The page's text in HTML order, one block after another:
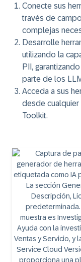
Conecte sus
través de
complejas
Desarrolle
utilizando la
PII,
parte de los
Acceda a sus
desde cualquier
Toolkit.